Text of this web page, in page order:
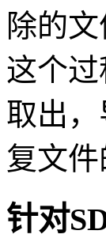
除的
这个
取出
复文件
针对